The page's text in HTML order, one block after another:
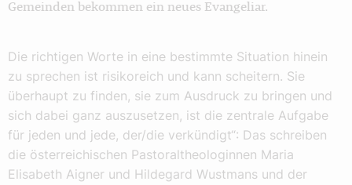
Gemeinden bekommen ein neues Evangeliar.
Die richtigen Worte in eine bestimmte Situation hinein
zu sprechen ist risikoreich und kann scheitern. Sie
überhaupt zu finden, sie zum Ausdruck zu bringen und
sich dabei ganz auszusetzen, ist die zentrale Aufgabe
für jeden und jede, der/die verkündigt“: Das schreiben
die österreichischen Pastoraltheologinnen Maria
Elisabeth Aigner und Hildegard Wustmans und der